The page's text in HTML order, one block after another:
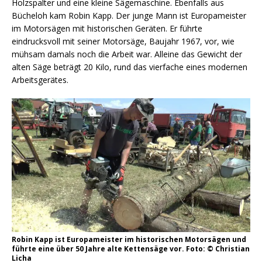
Holzspalter und eine kleine Sägemaschine. Ebenfalls aus
Bücheloh kam Robin Kapp. Der junge Mann ist Europameister
im Motorsägen mit historischen Geräten. Er führte
eindrucksvoll mit seiner Motorsäge, Baujahr 1967, vor, wie
mühsam damals noch die Arbeit war. Alleine das Gewicht der
alten Säge beträgt 20 Kilo, rund das vierfache eines modernen
Arbeitsgerätes.
Robin Kapp ist Europameister im historischen Motorsägen und
führte eine über 50 Jahre alte Kettensäge vor. Foto: © Christian
Licha